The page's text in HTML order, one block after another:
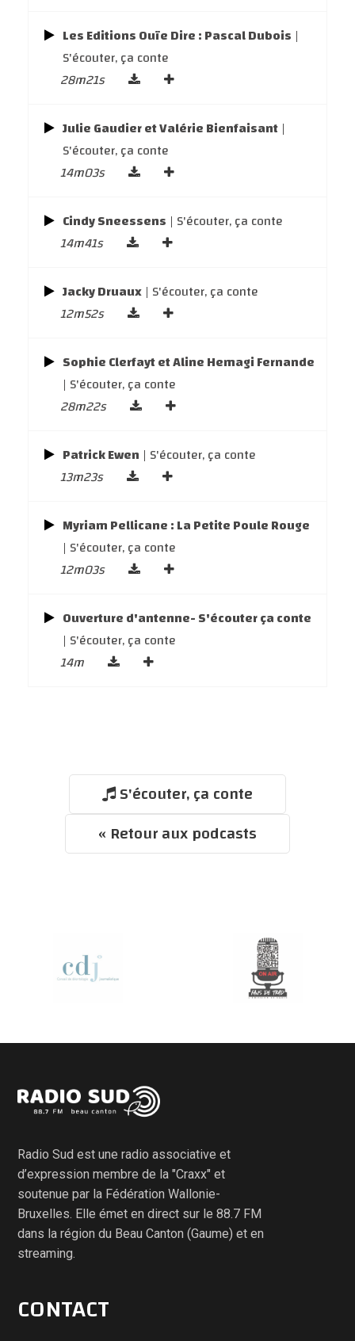
Les Editions Ouïe Dire : Pascal Dubois |
S'écouter, ça conte
28m21s
Julie Gaudier et Valérie Bienfaisant |
S'écouter, ça conte
14m03s
Cindy Sneessens | S'écouter, ça conte
14m41s
Jacky Druaux | S'écouter, ça conte
12m52s
Sophie Clerfayt et Aline Hemagi Fernande
| S'écouter, ça conte
28m22s
Patrick Ewen | S'écouter, ça conte
13m23s
Myriam Pellicane : La Petite Poule Rouge
| S'écouter, ça conte
12m03s
Ouverture d'antenne- S'écouter ça conte
| S'écouter, ça conte
14m
S'écouter, ça conte
« Retour aux podcasts
Radio Sud est une radio associative et
d’expression membre de la "Craxx" et
soutenue par la Fédération Wallonie-
Bruxelles. Elle émet en direct sur le 88.7 FM
dans la région du Beau Canton (Gaume) et en
streaming.
CONTACT